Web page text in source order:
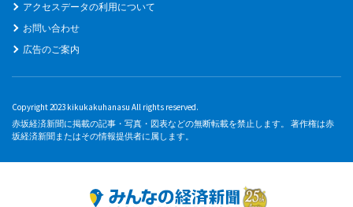
アクセスデータの利用について
お問い合わせ
広告のご案内
Copyright 2023 kikukakuhanasu All rights reserved.
赤坂経済新聞に掲載の記事・写真・図表などの無断転載を禁止します。 著作権は赤
坂経済新聞またはその情報提供者に属します。